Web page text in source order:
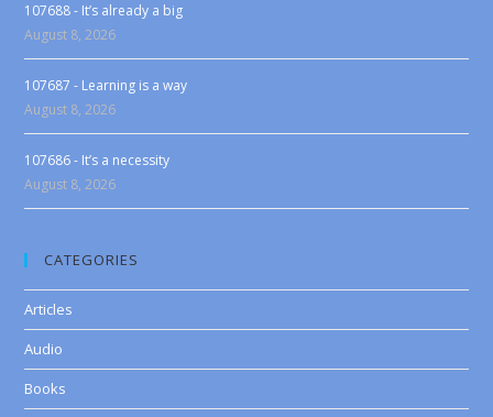
107688 - It’s already a big
August 8, 2026
107687 - Learning is a way
August 8, 2026
107686 - It’s a necessity
August 8, 2026
CATEGORIES
Articles
Audio
Books